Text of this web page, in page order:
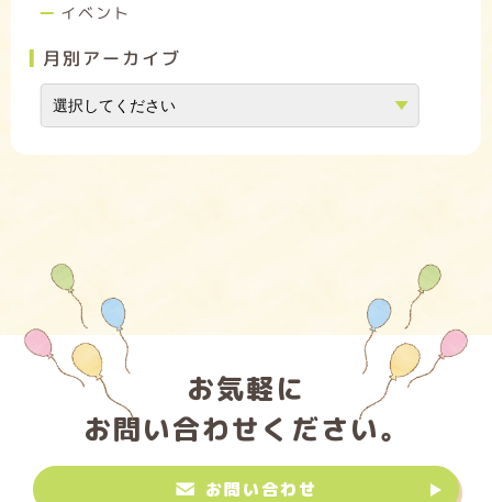
イベント
月別アーカイブ
お気軽に
お問い合わせください。
お問い合わせ